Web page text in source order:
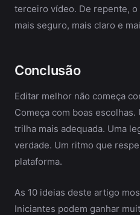
terceiro vídeo. De repente,
mais seguro, mais claro e
Conclusão
Editar melhor não começa
Começa com boas
trilha mais adequada. Uma
verdade. Um ritmo que
plataforma.
As 10 ideias deste artigo
Iniciantes podem ganhar